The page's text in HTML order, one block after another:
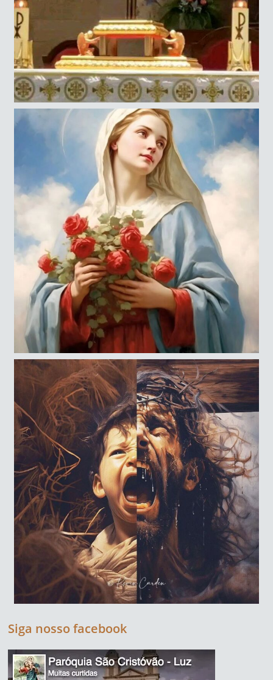
Siga nosso facebook